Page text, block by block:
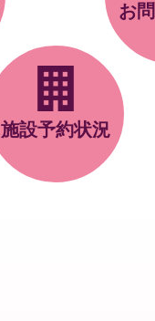
お
施設予約状況